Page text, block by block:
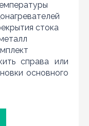
стока
справа или
основного